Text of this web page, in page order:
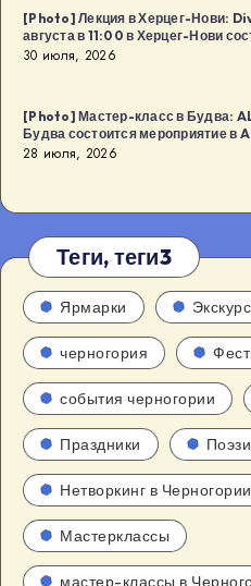
[Photo] Лекция в Херцег-Нови:
августа в 11:00 в Херцег-Нови
30 июля, 2026
[Photo] Мастер-класс в Будва:
Будва состоится мероприятие в
28 июля, 2026
Теги, теги3
Ярмарки
черногория
события черногории
Праздники
Нетворкинг в Черногории
Мастерклассы
мастер-классы в